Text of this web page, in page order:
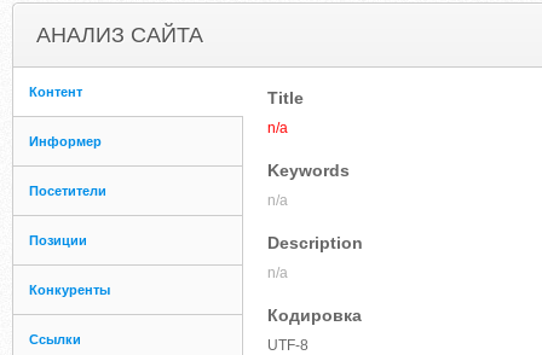
АНАЛИЗ САЙТА
Контент
Информер
Посетители
Позиции
Конкуренты
Ссылки
Title
n/a
Keywords
n/a
Description
n/a
Кодировка
UTF-8